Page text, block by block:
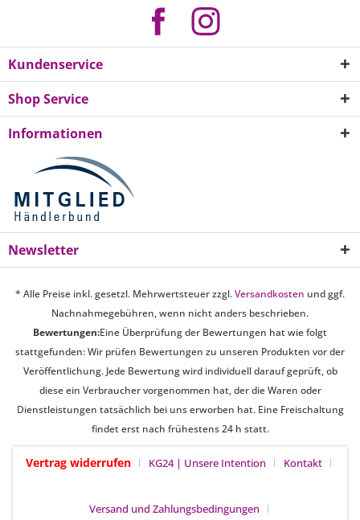
Kundenservice
Shop Service
Informationen
Newsletter
* Alle Preise inkl. gesetzl. Mehrwertsteuer zzgl.Versandkosten und ggf.
Nachnahmegebühren, wenn nicht anders beschrieben.
Bewertungen:Eine Überprüfung der Bewertungen hat wie folgt
stattgefunden: Wir prüfen Bewertungen zu unseren Produkten vor der
Veröffentlichung. Jede Bewertung wird individuell darauf geprüft, ob
diese ein Verbraucher vorgenommen hat, der die Waren oder
Dienstleistungen tatsächlich bei uns erworben hat. Eine Freischaltung
findet erst nach frühestens 24 h statt.
Vertrag widerrufen KG24 | Unsere Intention Kontakt
Versand und Zahlungsbedingungen